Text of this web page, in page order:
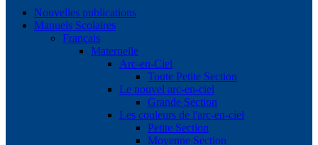
Nouvelles publications
Manuels Scolaires
Français
Maternelle
Arc-en-Ciel
Toute Petite Section
Le nouvel arc-en-ciel
Grande Section
Les couleurs de l'arc-en-ciel
Petite Section
Moyenne Section